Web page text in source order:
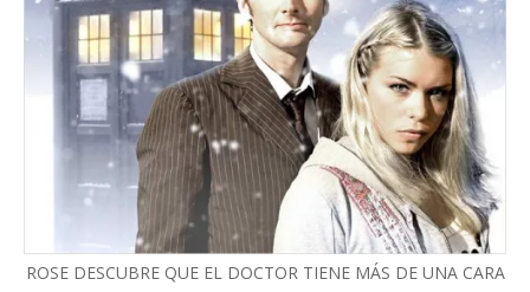
ROSE DESCUBRE QUE EL DOCTOR TIENE MÁS DE UNA CARA